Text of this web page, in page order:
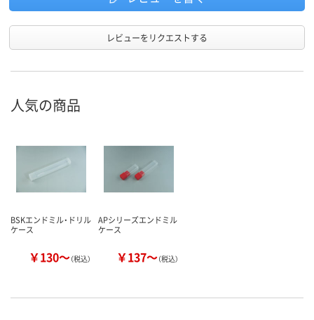
レビューをリクエストする
人気の商品
BSKエンドミル・ドリル
ケース
￥130～（税込）
APシリーズエンドミル
ケース
￥137～（税込）